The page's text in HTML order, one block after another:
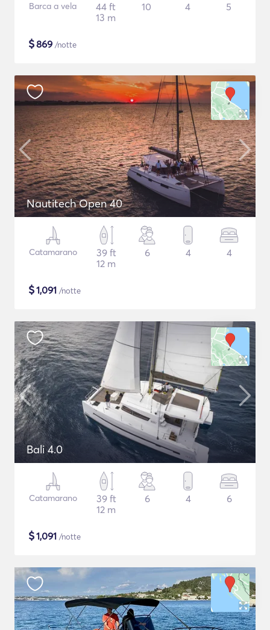
Barca a vela
44 ft
13 m
10 4 5
$869 /notte
Nautitech Open 40
Catamarano
39 ft
12 m
6 4 4
$1,091 /notte
Bali 4.0
Catamarano
39 ft
12 m
6 4 6
$1,091 /notte